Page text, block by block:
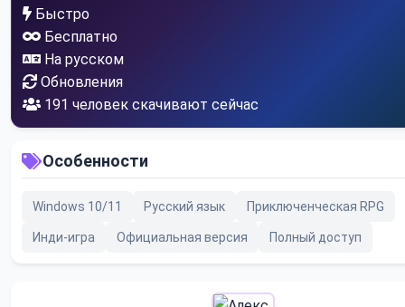
Быстро
Бесплатно
На русском
Обновления
191 человек скачивают сейчас
Особенности
Windows 10/11 Русский язык Приключенческая RPG
Инди-игра Официальная версия Полный доступ